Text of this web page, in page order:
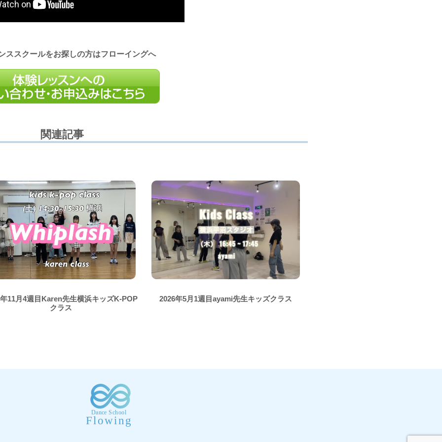
ススクールをお探しの方はフローイングへ
関連記事
11月4週目Karen先生横浜キッズK-POP
クラス
2026年5月1週目ayami先生キッズクラス